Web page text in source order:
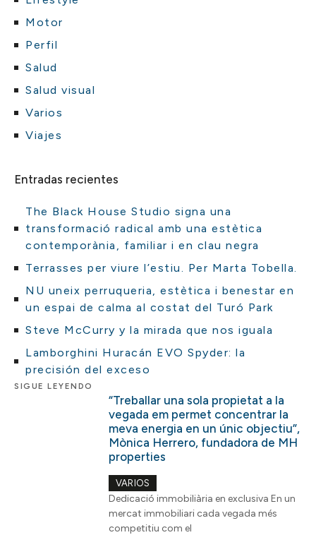
Motor
Perfil
Salud
Salud visual
Varios
Viajes
Entradas recientes
The Black House Studio signa una
transformació radical amb una estètica
contemporània, familiar i en clau negra
Terrasses per viure l’estiu. Per Marta Tobella.
NU uneix perruqueria, estètica i benestar en
un espai de calma al costat del Turó Park
Steve McCurry y la mirada que nos iguala
Lamborghini Huracán EVO Spyder: la
precisión del exceso
SIGUE LEYENDO
“Treballar una sola propietat a la
vegada em permet concentrar la
meva energia en un únic objectiu”,
Mònica Herrero, fundadora de MH
properties
VARIOS
Dedicació immobiliària en exclusiva En un
mercat immobiliari cada vegada més
competitiu com el